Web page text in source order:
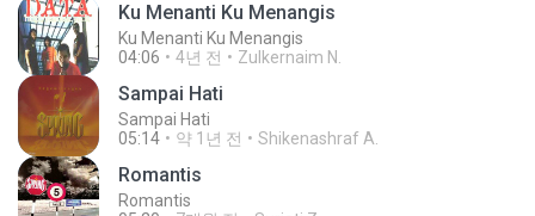
Ku Menanti Ku Menangis
Ku Menanti Ku Menangis
04:06
4년 전 Zulkernaim N.
Sampai Hati
Sampai Hati
05:14
약 1년 전 Shikenashraf A.
Romantis
Romantis